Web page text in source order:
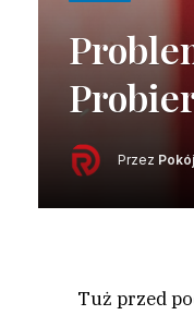
Przez
Tuż przed